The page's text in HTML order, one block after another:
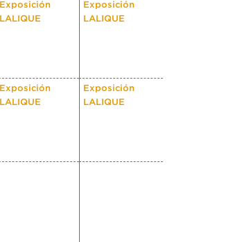
Exposición
LALIQUE
Exposición
LALIQUE
Exposición
LALIQUE
Exposición
LALIQUE